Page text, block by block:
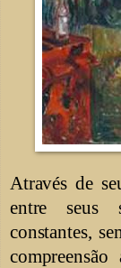
Através de
entre seus
constantes,